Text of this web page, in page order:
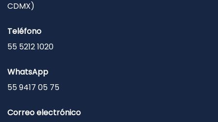
CDMX)
Teléfono
55 5212 1020
WhatsApp
55 9417 05 75
Correo electrónico